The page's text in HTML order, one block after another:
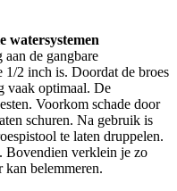
watersystemen
de gangbare
1/2 inch is. Doordat de broes
vaak optimaal. De
Voorkom schade door
schuren. Na gebruik is
te laten druppelen.
Bovendien verklein je zo
belemmeren.